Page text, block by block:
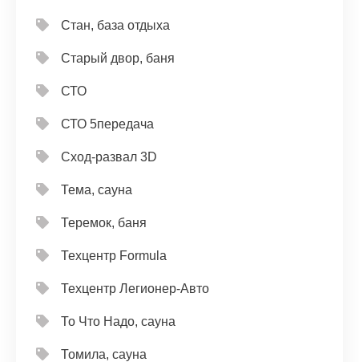
Стан, база отдыха
Старый двор, баня
СТО
СТО 5передача
Сход-развал 3D
Тема, сауна
Теремок, баня
Техцентр Formula
Техцентр Легионер-Авто
То Что Надо, сауна
Томила, сауна